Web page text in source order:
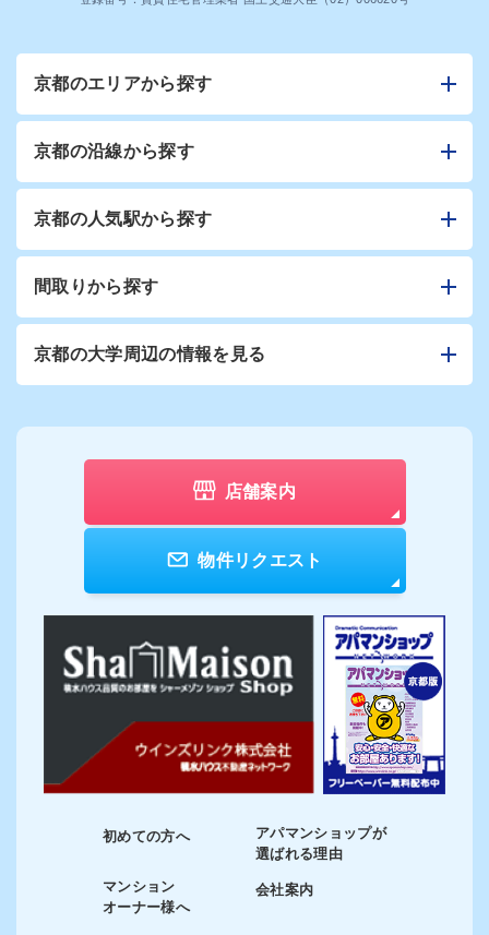
京都のエリアから探す
京都の沿線から探す
京都の人気駅から探す
間取りから探す
京都の大学周辺の情報を見る
店舗案内
物件リクエスト
初めての方へ
マンション
オーナー様へ
アパマンショップが
選ばれる理由
会社案内